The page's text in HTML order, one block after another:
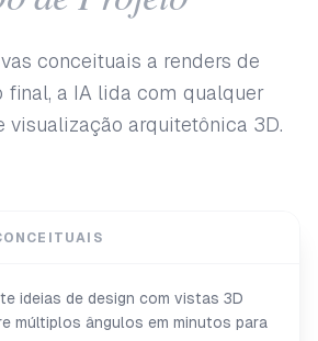
conceituais a renders de
final, a IA lida com qualquer
visualização arquitetônica 3D.
ideias de design com vistas 3D
múltiplos ângulos em minutos para